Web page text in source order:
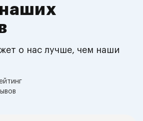
о нас лучше, чем наши